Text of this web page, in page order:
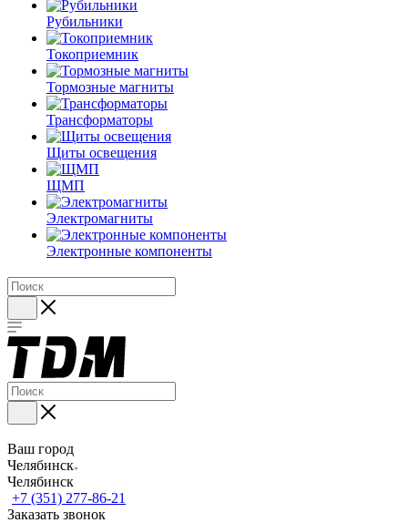
Рубильники
Токоприемник
Тормозные магниты
Трансформаторы
Щиты освещения
ЩМП
Электромагниты
Электронные компоненты
Ваш город
Челябинск
Челябинск
+7 (351) 277-86-21
Заказать звонок